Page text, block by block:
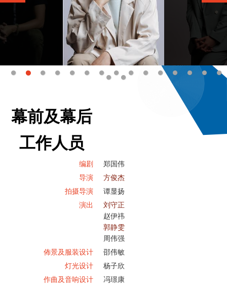
幕前及幕后
工作人员
编剧
郑国伟
导演
方俊杰
拍摄导演
谭显扬
演出
刘守正
赵伊祎
郭静雯
周伟强
佈景及服装设计
邵伟敏
灯光设计
杨子欣
作曲及音响设计
冯璟康